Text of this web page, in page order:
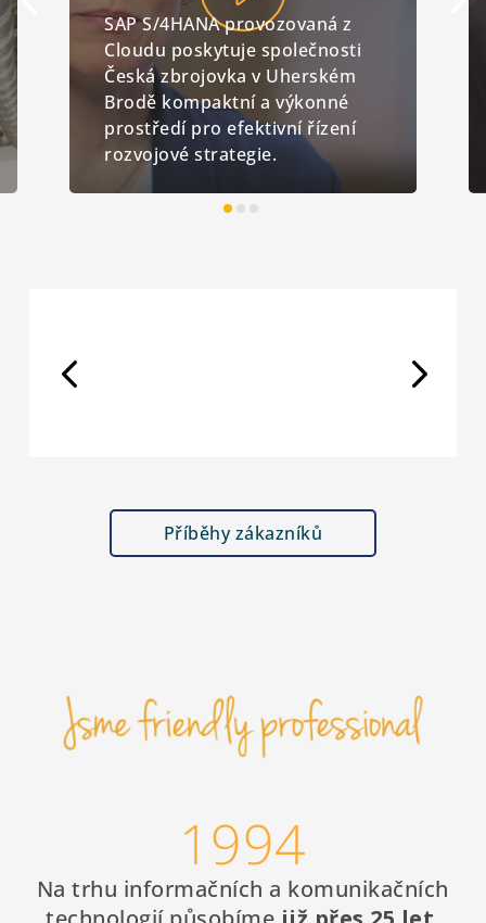
SAP S/4HANA provozovaná z
Cloudu poskytuje společnosti
Česká zbrojovka v Uherském
Brodě kompaktní a výkonné
prostředí pro efektivní řízení
rozvojové strategie.
Příběhy zákazníků
1994
Na trhu informačních a komunikačních